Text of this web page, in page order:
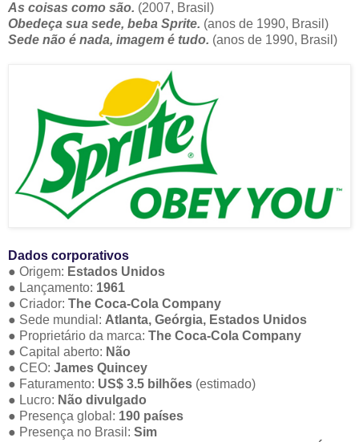
As coisas como são. (2007, Brasil)
Obedeça sua sede, beba Sprite. (anos de 1990, Brasil)
Sede não é nada, imagem é tudo. (anos de 1990, Brasil)
Dados corporativos
● Origem: Estados Unidos
● Lançamento: 1961
● Criador: The Coca-Cola Company
● Sede mundial: Atlanta, Geórgia, Estados Unidos
● Proprietário da marca: The Coca-Cola Company
● Capital aberto: Não
● CEO: James Quincey
● Faturamento: US$ 3.5 bilhões (estimado)
● Lucro: Não divulgado
● Presença global: 190 países
● Presença no Brasil: Sim